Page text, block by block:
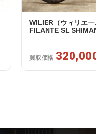
WILIER（ウィリエー
FILANTE SL
320,000円
買取価格